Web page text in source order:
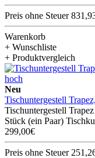
Preis ohne Steuer
Warenkorb
+ Wunschliste
+ Produktvergleich
Neu
Tischuntergestell
Tischuntergestell
Stück (ein Paar)
299,00€
Preis ohne Steuer